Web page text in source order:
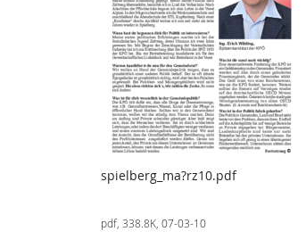
spielberg_ma?rz10.pdf
pdf, 338.8K, 07-03-10